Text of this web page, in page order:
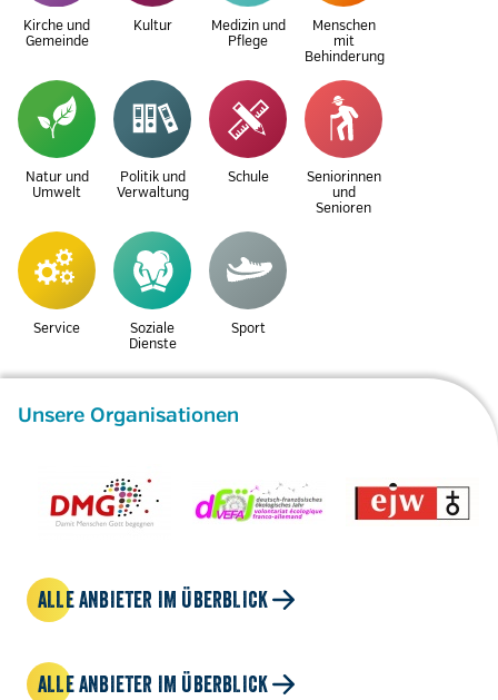
Kirche und
Gemeinde
Kultur
Medizin und
Pflege
Menschen
mit
Behinderung
Natur und
Umwelt
Politik und
Verwaltung
Schule
Seniorinnen
und
Senioren
Service
Soziale
Dienste
Sport
Unsere Organisationen
ALLE ANBIETER IM ÜBERBLICK
ALLE ANBIETER IM ÜBERBLICK